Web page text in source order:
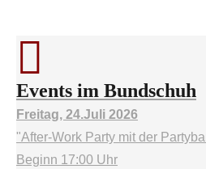
Events im Bundschuh
Freitag, 24.Juli 2026
"After-Work Party mit der
Beginn 17:00 Uhr